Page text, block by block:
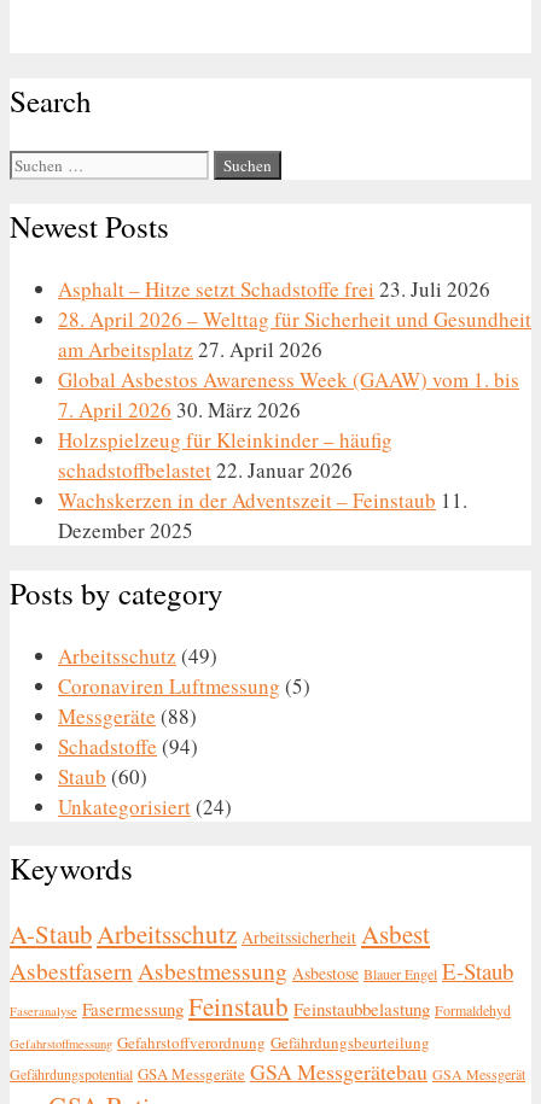
Search
Suche
Newest Posts
Asphalt – Hitze setzt Schadstoffe frei 23. Juli 2026
28. April 2026 – Welttag für Sicherheit und Gesundheit
am Arbeitsplatz 27. April 2026
Global Asbestos Awareness Week (GAAW) vom 1. bis
7. April 2026 30. März 2026
Holzspielzeug für Kleinkinder – häufig
schadstoffbelastet22. Januar 2026
Wachskerzen in der Adventszeit – Feinstaub 11.
Dezember 2025
Posts by category
Arbeitsschutz (49)
Coronaviren Luftmessung (5)
Messgeräte (88)
Schadstoffe (94)
Staub (60)
Unkategorisiert(24)
Keywords
A-StaubArbeitsschutz Arbeitssicherheit Asbest
AsbestfasernAsbestmessung Asbestose Blauer Engel E-Staub
Faseranalyse Fasermessung Feinstaub Feinstaubbelastung Formaldehyd
Gefahrstoffmessung Gefahrstoffverordnung Gefährdungsbeurteilung
Gefährdungspotential GSA Messgeräte GSA Messgerätebau GSA Messgerät